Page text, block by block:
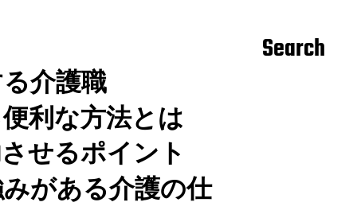
介護職
利な方法とは
せるポイント
がある介護の仕
Search